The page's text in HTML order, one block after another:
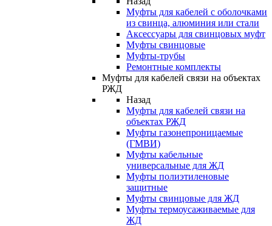
Муфты для кабелей с оболочками
из свинца, алюминия или стали
Аксессуары для свинцовых муфт
Муфты свинцовые
Муфты-трубы
Ремонтные комплекты
Муфты для кабелей связи на объектах
РЖД
Назад
Муфты для кабелей связи на
объектах РЖД
Муфты газонепроницаемые
(ГМВИ)
Муфты кабельные
универсальные для ЖД
Муфты полиэтиленовые
защитные
Муфты свинцовые для ЖД
Муфты термоусаживаемые для
ЖД